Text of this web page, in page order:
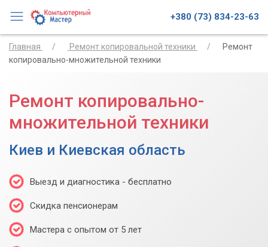
+380 (73) 834-23-63
Главная Ремонт копировальной техники
Ремонт
копировально-множительной техники
Ремонт копировально-
множительной техники
Киев и Киевская область
Выезд и диагностика - бесплатно
Скидка пенсионерам
Мастера с опытом от 5 лет